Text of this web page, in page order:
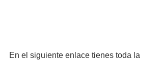
En el siguiente enlace tienes toda la